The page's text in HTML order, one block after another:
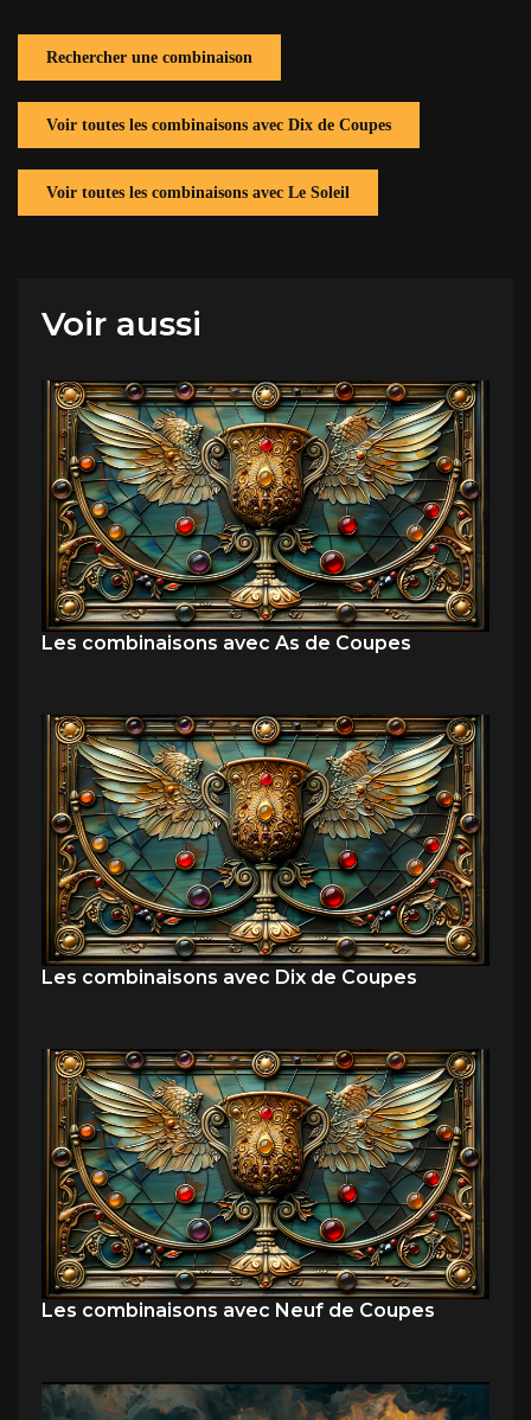
Rechercher une combinaison
Voir toutes les combinaisons avec Dix de Coupes
Voir toutes les combinaisons avec Le Soleil
Voir aussi
Les combinaisons avec As de Coupes
Les combinaisons avec Dix de Coupes
Les combinaisons avec Neuf de Coupes